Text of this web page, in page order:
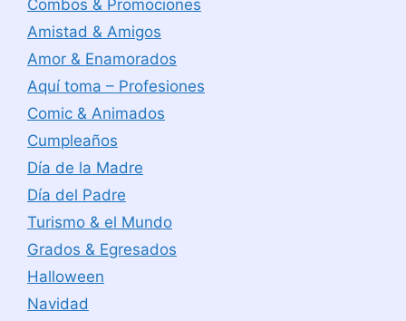
Combos & Promociones
Amistad & Amigos
Amor & Enamorados
Aquí toma – Profesiones
Comic & Animados
Cumpleaños
Día de la Madre
Día del Padre
Turismo & el Mundo
Grados & Egresados
Halloween
Navidad